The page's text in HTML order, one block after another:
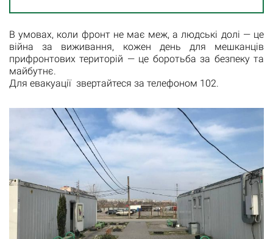
В умовах, коли фронт не має меж, а людські долі — це
війна за виживання, кожен день для мешканців
прифронтових територій — це боротьба за безпеку та
майбутнє.
Для евакуації звертайтеся за телефоном 102.